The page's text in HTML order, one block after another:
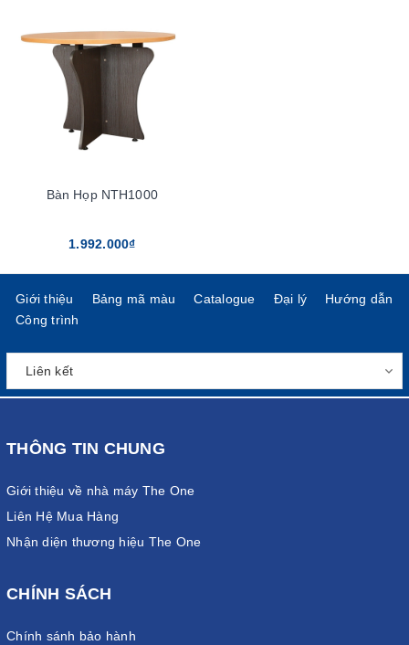
Bàn Họp NTH1000
1.992.000₫
Giới thiệu Bảng mã màu Catalogue Đại lý
Hướng dẫn
Công trình
THÔNG TIN CHUNG
Giới thiệu về nhà máy The One
Liên Hệ Mua Hàng
Nhận diện thương hiệu The One
CHÍNH SÁCH
Chính sánh bảo hành